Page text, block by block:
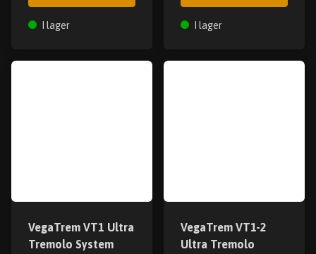
I lager I lager
VegaTrem VT1 Ultra
Tremolo System
VegaTrem VT1-2
Ultra Tremolo